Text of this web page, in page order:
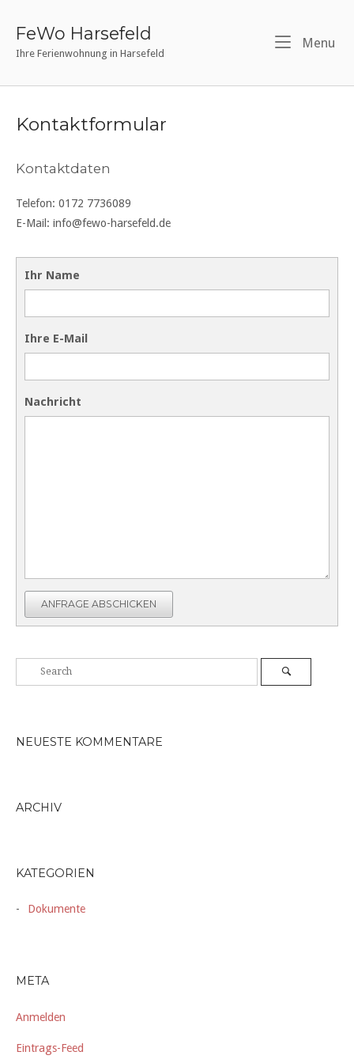
FeWo Harsefeld
Ihre Ferienwohnung in Harsefeld
Menu
Kontaktformular
Kontaktdaten
Telefon: 0172 7736089
E-Mail: info@fewo-harsefeld.de
Ihr Name
Ihre E-Mail
Nachricht
ANFRAGE ABSCHICKEN
NEUESTE KOMMENTARE
ARCHIV
KATEGORIEN
Dokumente
META
Anmelden
Eintrags-Feed